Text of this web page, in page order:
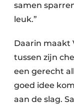
samen
leuk.”
Daarin maakt
tussen zijn
een gerecht
goed idee
aan de slag.